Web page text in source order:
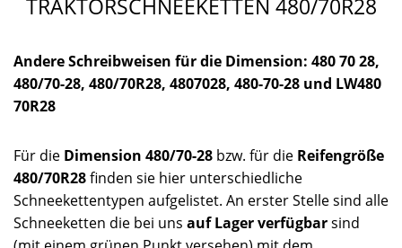
TRAKTORSCHNEEKETTEN 480/70R28
Andere Schreibweisen für die Dimension: 480 70 28,
480/70-28, 480/70R28, 4807028, 480-70-28 und LW480
70R28
Für die Dimension 480/70-28 bzw. für die Reifengröße
480/70R28finden sie hier unterschiedliche
Schneekettentypen aufgelistet. An erster Stelle sind alle
Schneeketten die bei uns auf Lager verfügbarsind